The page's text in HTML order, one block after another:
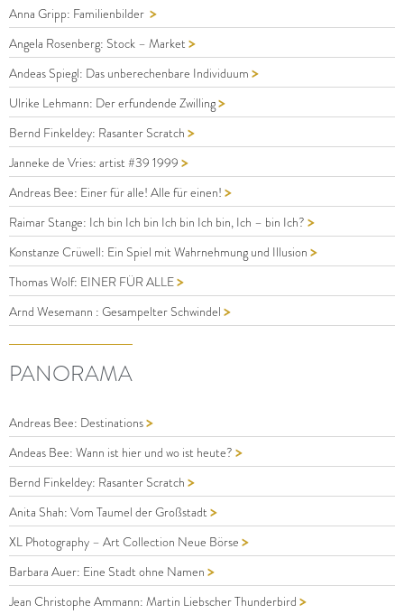
Anna Gripp: Familienbilder >
Angela Rosenberg: Stock – Market >
Andeas Spiegl: Das unberechenbare Individuum >
Ulrike Lehmann: Der erfundende Zwilling>
Bernd Finkeldey: Rasanter Scratch >
Janneke de Vries: artist #39 1999 >
Andreas Bee: Einer für alle! Alle für einen! >
Raimar Stange: Ich bin Ich bin Ich bin Ich bin, Ich – bin Ich? >
Konstanze Crüwell: Ein Spiel mit Wahrnehmung und Illusion >
Thomas Wolf: EINER FÜR ALLE>
Arnd Wesemann : Gesampelter Schwindel >
PANORAMA
Andreas Bee: Destinations>
Andeas Bee: Wann ist hier und wo ist heute? >
Bernd Finkeldey: Rasanter Scratch >
Anita Shah: Vom Taumel der Großstadt >
XL Photography – Art Collection Neue Börse >
Barbara Auer: Eine Stadt ohne Namen >
Jean Christophe Ammann: Martin Liebscher Thunderbird >